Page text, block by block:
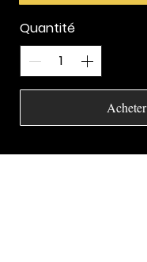
Quantité
Acheter